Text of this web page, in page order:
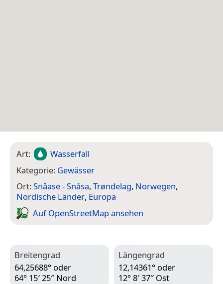
Art:
Wasserfall
Kategorie: Gewässer
Ort:Snåase - Snåsa, Trøndelag, Norwegen,
Nordische Länder, Europa
Auf Open­Street­Map ansehen
Breitengrad
64,25688° oder
64° 15′ 25″ Nord
Längengrad
12,14361° oder
12° 8′ 37″ Ost